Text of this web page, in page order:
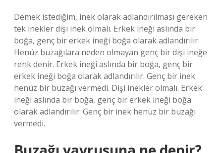
Demek istediğim, inek olarak adlandırılması gereken
tek inekler dişi inek olmalı. Erkek ineği aslında bir
boğa, genç bir erkek ineği boğa olarak adlandırılır.
Henüz buzağılara neden olmayan genç bir dişi ineğe
renk denir. Erkek ineği aslında bir boğa, genç bir
erkek ineği boğa olarak adlandırılır. Genç bir inek
henüz bir buzağı vermedi. Dişi inekler olmalı. Erkek
ineği aslında bir boğa, genç bir erkek ineği boğa
olarak adlandırılır. Genç bir inek henüz bir buzağı
vermedi.